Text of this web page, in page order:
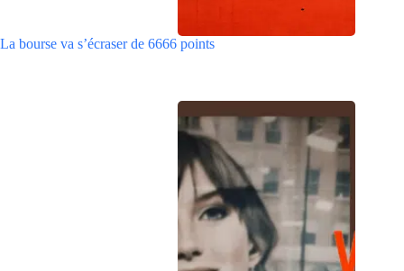
La bourse va s’écraser de 6666 points